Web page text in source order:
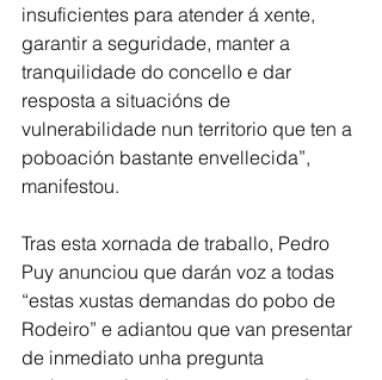
insuficientes para atender á xente,
garantir a seguridade, manter a
tranquilidade do concello e dar
resposta a situacións de
vulnerabilidade nun territorio que ten a
poboación bastante envellecida”,
manifestou.
Tras esta xornada de traballo, Pedro
Puy anunciou que darán voz a todas
“estas xustas demandas do pobo de
Rodeiro” e adiantou que van presentar
de inmediato unha pregunta